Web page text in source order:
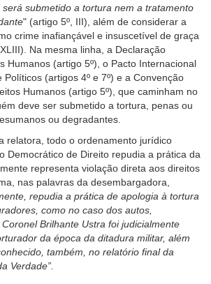
será submetido a tortura nem a tratamento
" (artigo 5º, III), além de considerar a
crime inafiançável e insuscetível de graça
Na mesma linha, a Declaração
Humanos (artigo 5º), o Pacto Internacional
Políticos (artigos 4º e 7º) e a Convenção
Humanos (artigo 5º), que caminham no
deve ser submetido a tortura, penas ou
ou degradantes.
relatora, todo o ordenamento jurídico
Democrático de Direito repudia a prática da
representa violação direta aos direitos
nas palavras da desembargadora,
repudia a prática de apologia à tortura
como no caso dos autos,
Brilhante Ustra foi judicialmente
da época da ditadura militar, além
também, no relatório final da
Verdade”.